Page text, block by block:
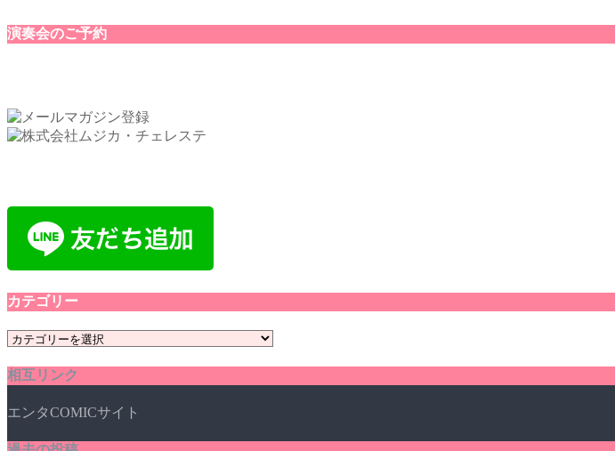
演奏会のご予約
カテゴリー
カ
ゴ
ー
相互リンク
エンタCOMICサイト